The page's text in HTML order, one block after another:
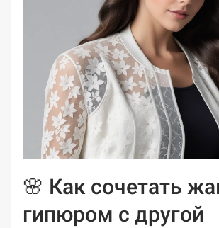
🌸 Как сочетать
гипюром с другой